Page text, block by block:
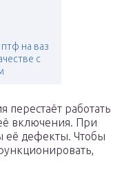
на ваз
с
перестаёт работать
включения. При
её дефекты. Чтобы